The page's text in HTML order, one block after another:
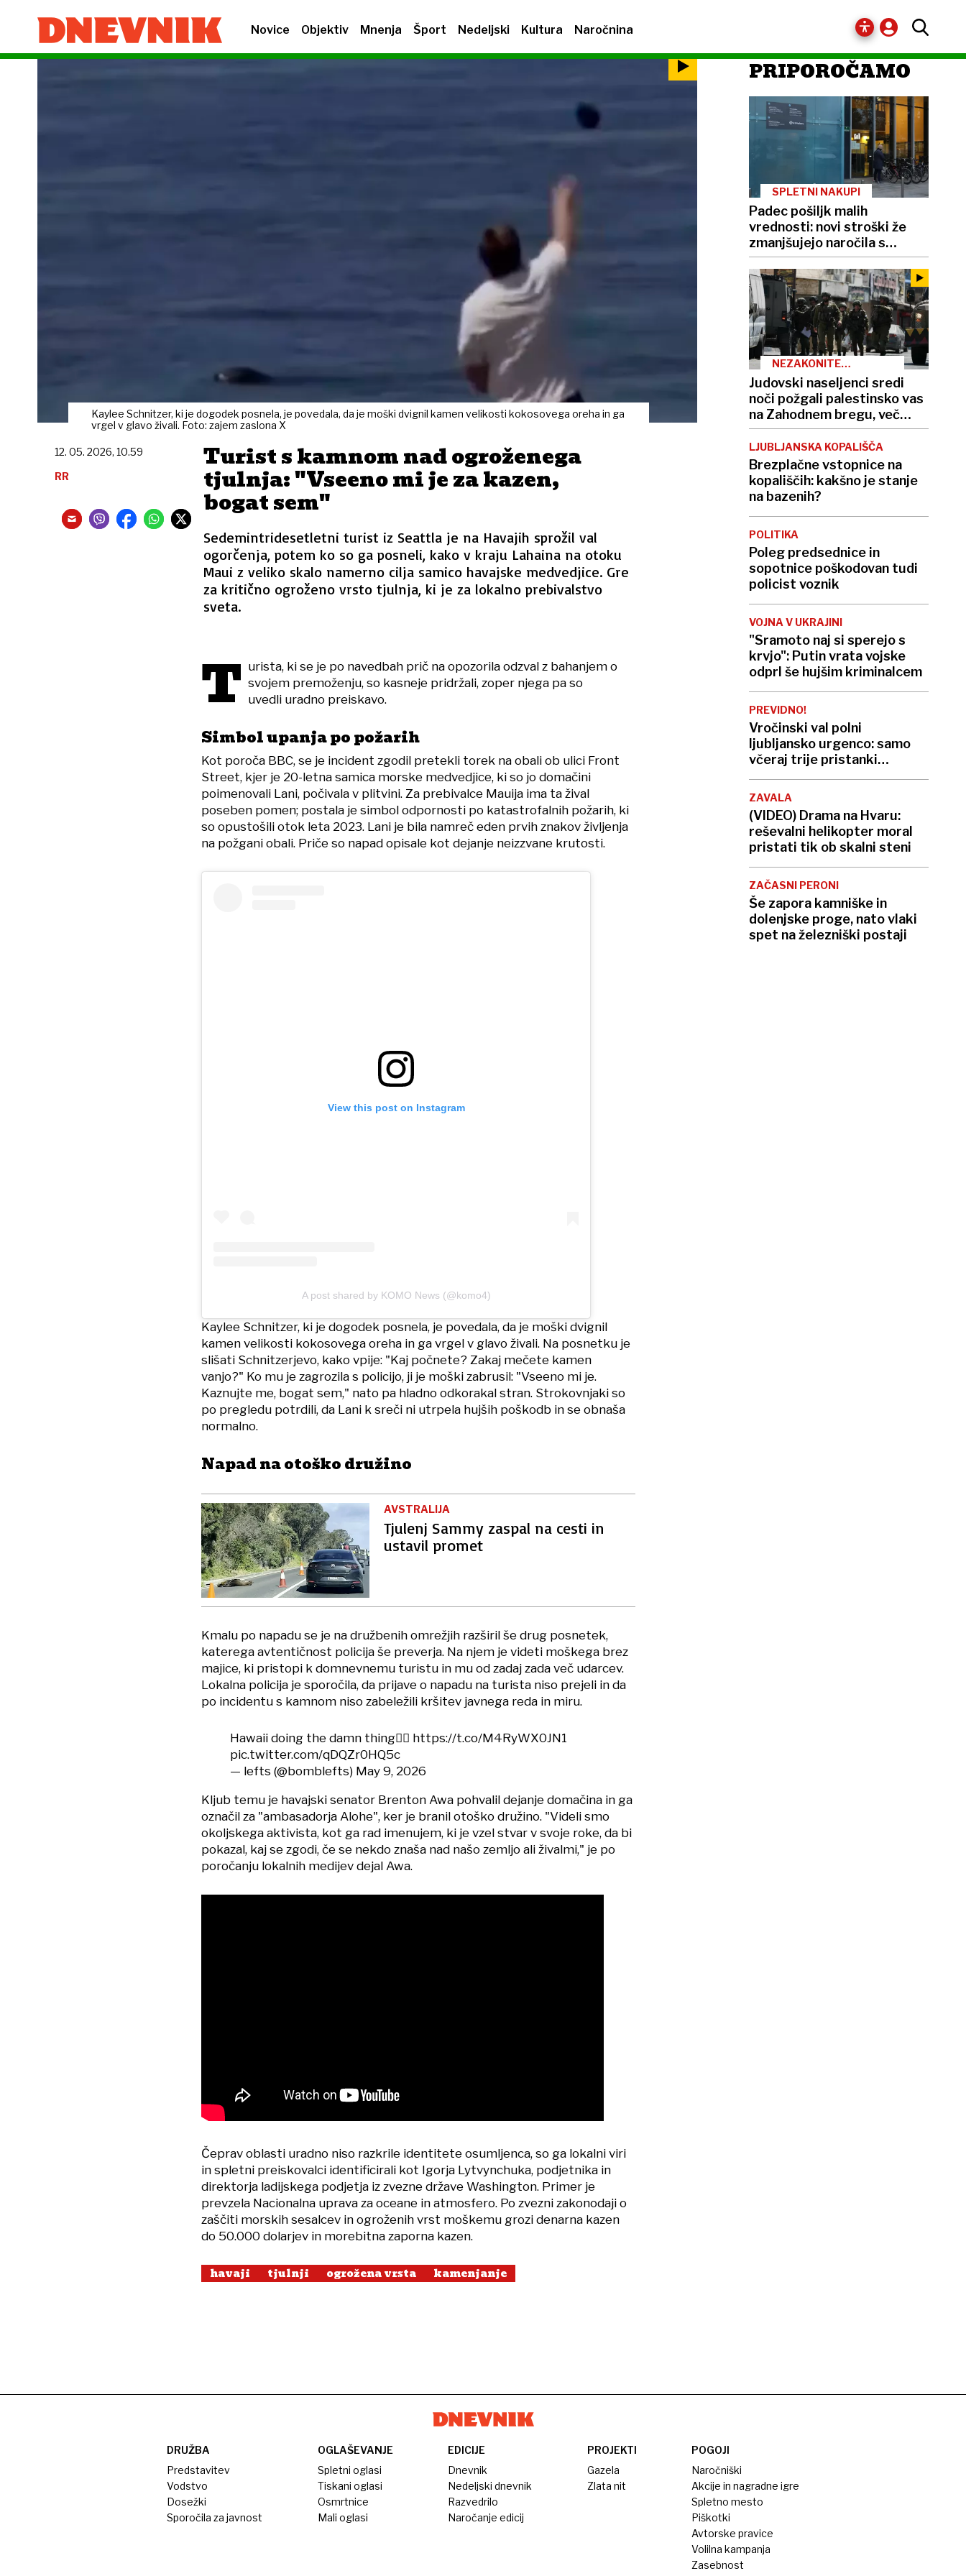
Novice Objektiv Mnenja Šport Nedeljski Kultura Naročnina
Kaylee Schnitzer, ki je dogodek posnela, je povedala, da je moški dvignil kamen velikosti kokosovega oreha in ga
vrgel v glavo živali. Foto: zajem zaslona X
Turist s kamnom nad ogroženega
tjulnja: "Vseeno mi je za kazen,
bogat sem"
Sedemintridesetletni turist iz Seattla je na Havajih sprožil val
ogorčenja, potem ko so ga posneli, kako v kraju Lahaina na otoku
Maui z veliko skalo namerno cilja samico havajske medvedjice. Gre
za kritično ogroženo vrsto tjulnja, ki je za lokalno prebivalstvo
sveta.
12. 05. 2026, 10.59
RR
T urista, ki se je po navedbah prič na opozorila odzval z bahanjem o
svojem premoženju, so kasneje pridržali, zoper njega pa so
uvedli uradno preiskavo.
Simbol upanja po požarih
Kot poroča BBC, se je incident zgodil pretekli torek na obali ob ulici Front
Street, kjer je 20-letna samica morske medvedjice, ki so jo domačini
poimenovali Lani, počivala v plitvini. Za prebivalce Mauija ima ta žival
poseben pomen; postala je simbol odpornosti po katastrofalnih požarih, ki
so opustošili otok leta 2023. Lani je bila namreč eden prvih znakov življenja
na požgani obali. Priče so napad opisale kot dejanje neizzvane krutosti.
View this post on Instagram
A post shared by KOMO News (@komo4)
Kaylee Schnitzer, ki je dogodek posnela, je povedala, da je moški dvignil
kamen velikosti kokosovega oreha in ga vrgel v glavo živali. Na posnetku je
slišati Schnitzerjevo, kako vpije: "Kaj počnete? Zakaj mečete kamen
vanjo?" Ko mu je zagrozila s policijo, ji je moški zabrusil: "Vseeno mi je.
Kaznujte me, bogat sem," nato pa hladno odkorakal stran. Strokovnjaki so
po pregledu potrdili, da Lani k sreči ni utrpela hujših poškodb in se obnaša
normalno.
Napad na otoško družino
AVSTRALIJA
Tjulenj Sammy zaspal na cesti in
ustavil promet
Kmalu po napadu se je na družbenih omrežjih razširil še drug posnetek,
katerega avtentičnost policija še preverja. Na njem je videti moškega brez
majice, ki pristopi k domnevnemu turistu in mu od zadaj zada več udarcev.
Lokalna policija je sporočila, da prijave o napadu na turista niso prejeli in da
po incidentu s kamnom niso zabeležili kršitev javnega reda in miru.
Hawaii doing the damn thing😮‍💨 https://t.co/M4RyWX0JN1
pic.twitter.com/qDQZr0HQ5c
— lefts (@bomblefts) May 9, 2026
Kljub temu je havajski senator Brenton Awa pohvalil dejanje domačina in ga
označil za "ambasadorja Alohe", ker je branil otoško družino. "Videli smo
okoljskega aktivista, kot ga rad imenujem, ki je vzel stvar v svoje roke, da bi
pokazal, kaj se zgodi, če se nekdo znaša nad našo zemljo ali živalmi," je po
poročanju lokalnih medijev dejal Awa.
Čeprav oblasti uradno niso razkrile identitete osumljenca, so ga lokalni viri
in spletni preiskovalci identificirali kot Igorja Lytvynchuka, podjetnika in
direktorja ladijskega podjetja iz zvezne države Washington. Primer je
prevzela Nacionalna uprava za oceane in atmosfero. Po zvezni zakonodaji o
zaščiti morskih sesalcev in ogroženih vrst moškemu grozi denarna kazen
do 50.000 dolarjev in morebitna zaporna kazen.
havaji tjulnji ogrožena vrsta kamenjanje
PRIPOROČAMO
SPLETNI NAKUPI
Padec pošiljk malih
vrednosti: novi stroški že
zmanjšujejo naročila s
Temuja in Sheina
NEZAKONITE
NASELBINE
Judovski naseljenci sredi
noči požgali palestinsko vas
na Zahodnem bregu, več
ranjenih
LJUBLJANSKA KOPALIŠČA
Brezplačne vstopnice na
kopališčih: kakšno je stanje
na bazenih?
POLITIKA
Poleg predsednice in
sopotnice poškodovan tudi
policist voznik
VOJNA V UKRAJINI
"Sramoto naj si sperejo s
krvjo": Putin vrata vojske
odprl še hujšim kriminalcem
PREVIDNO!
Vročinski val polni
ljubljansko urgenco: samo
včeraj trije pristanki
helikopterja, letos že več
kot 420
ZAVALA
(VIDEO) Drama na Hvaru:
reševalni helikopter moral
pristati tik ob skalni steni
ZAČASNI PERONI
Še zapora kamniške in
dolenjske proge, nato vlaki
spet na železniški postaji
DRUŽBA
Predstavitev
Vodstvo
Dosežki
Sporočila za javnost
OGLAŠEVANJE
Spletni oglasi
Tiskani oglasi
Osmrtnice
Mali oglasi
EDICIJE
Dnevnik
Nedeljski dnevnik
Razvedrilo
Naročanje edicij
PROJEKTI
Gazela
Zlata nit
POGOJI
Naročniški
Akcije in nagradne igre
Spletno mesto
Piškotki
Avtorske pravice
Volilna kampanja
Zasebnost